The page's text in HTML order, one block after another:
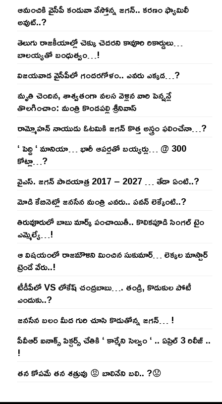
ఆమంచికి వైసీపీ కండువా వేస్తోన్న జ‌గ‌న్‌.. క‌ర‌ణం ఫ్యామిలీ
అవుట్‌..?
తెలుగు రాజ‌కీయాల్లో చెక్కు చెద‌ర‌ని కావూరి రికార్డులు…
బాల‌య్యతో బంధుత్వం…!
విజ‌య‌వాడ వైసీపీలో గంద‌ర‌గోళం.. ఎవ‌రు ఎక్క‌డ‌…?
మృతి చెందిన, శాశ్వతంగా వలస వెళ్లిన వారి పెన్ష‌న్లే
తొల‌గించాం: మంత్రి కొండపల్లి శ్రీనివాస్
రామ్మోహ‌న్ నాయుడు ఓట‌మికి జ‌గ‌న్ కొత్త అస్త్రం ఫ‌లించేనా…?
‘ పెద్ది ‘ మానియా… భారీ ఆప‌ర్ల‌తో బ‌య్య‌ర్లు… @ 300
కోట్లా…?
వైఎస్‌. జ‌గ‌న్ పాద‌యాత్ర 2017 – 2027 … తేడా ఏంటి..?
మోడి కేబినెట్లో జ‌నసేన మంత్రి ఎవ‌రు.. ప‌వ‌న్ లెక్కేంటి..?
తిరువూరులో బాబు మార్క్ పంచాయితీ.. కొలిక‌పూడి సింగ‌ల్ టైం
ఎమ్మెల్యే…!
ఆ విష‌యంలో రాజ‌మౌళిని మించిన సుకుమార్‌… లెక్క‌ల మాస్టార్
ట్రెండే వేరు..!
టీడీపీలో VS లోకేష్ చంద్ర‌బాబు…. తండ్రి, కొడుకుల పోటీ
ఎందుకు..?
జ‌న‌సేన బ‌లం మీద గురి చూసి కొడుతోన్న జ‌గ‌న్‌… !
పీవీఆర్ ఐనాక్స్ పిక్చర్స్ చేతికి ‘ కార్మేని సెల్వం ‘ .. ఏప్రిల్ 3 రిలీజ్ ..
!
తన కోపమే తన శత్రువు 😡 బాలినేని బలి.. ?😟